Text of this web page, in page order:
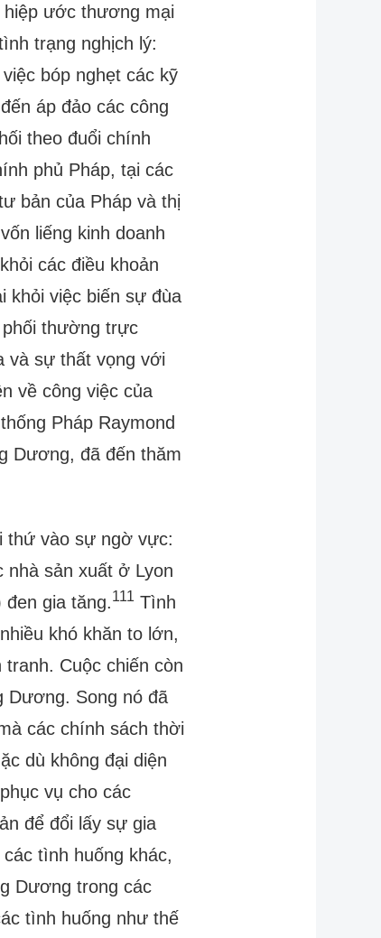
ước thương mại
trạng nghịch lý:
bóp nghẹt các kỹ
áp đảo các công
theo đuổi chính
phủ Pháp, tại các
bản của Pháp và thị
liếng kinh doanh
các điều khoản
khỏi việc biến sự đùa
thường trực
và sự thất vọng với
về công việc của
Pháp Raymond
Dương, đã đến thăm
thứ vào sự ngờ vực:
nhà sản xuất ở Lyon
đen gia tăng.111 Tình
khó khăn to lớn,
Cuộc chiến còn
Dương. Song nó đã
các chính sách thời
dù không đại diện
vụ cho các
để đổi lấy sự gia
tình huống khác,
Dương trong các
tình huống như thế